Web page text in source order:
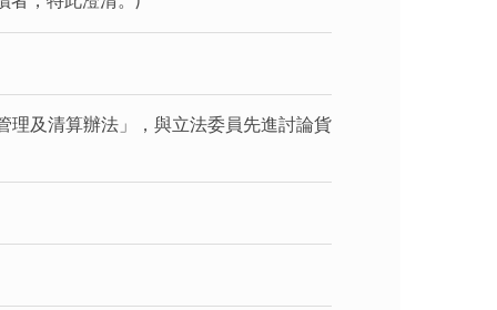
理及清算辦法」，與立法委員先進討論貨